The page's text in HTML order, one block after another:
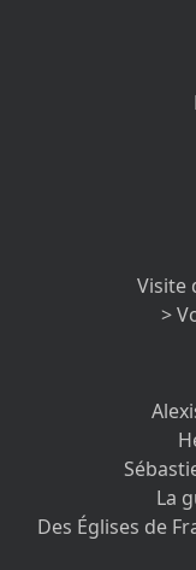
Visite
>
La
Des Églises de